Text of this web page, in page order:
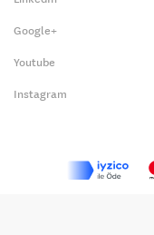
Google+
Youtube
Instagram